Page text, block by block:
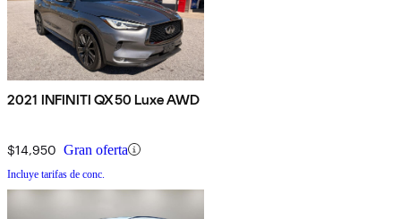
2021 INFINITI QX50 Luxe AWD
$14,950 Gran oferta
Incluye tarifas de conc.